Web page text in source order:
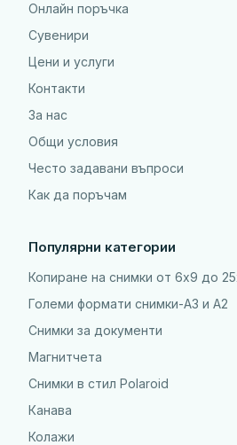
Онлайн поръчка
Сувенири
Цени и услуги
Контакти
За нас
Общи условия
Често задавани въпроси
Как да поръчам
Популярни категории
Копиране на снимки от 6x9 до
Големи формати снимки-А3 и А2
Снимки за документи
Магнитчета
Снимки в стил Polaroid
Канава
Колажи